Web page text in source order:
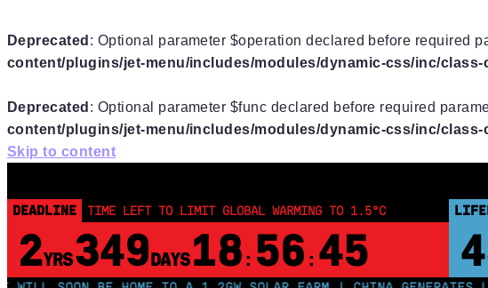
Deprecated : Optional parameter $operation declared before required
content/plugins/jet-menu/includes/modules/dynamic-css/inc/
Deprecated : Optional parameter $func declared before required
content/plugins/jet-menu/includes/modules/dynamic-css/inc/
Skip to content
DEADLINE TIME LEFT TO LIMIT GLOBAL WARMING TO 1.5°C
2YRS349DAYS 18 : 56 : 44